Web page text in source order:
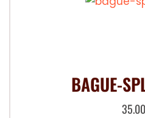
BAGUE-
35.00